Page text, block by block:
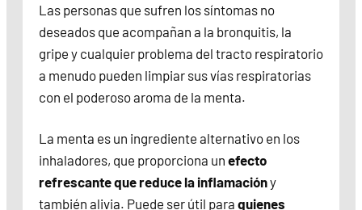
Las personas que sufren los síntomas no
deseados que acompañan a la bronquitis, la
gripe y cualquier problema del tracto respiratorio
a menudo pueden limpiar sus vías respiratorias
con el poderoso aroma de la menta.
La menta es un ingrediente alternativo en los
inhaladores, que proporciona un efecto
refrescante que reduce la inflamacióny
también alivia. Puede ser útil para quienes